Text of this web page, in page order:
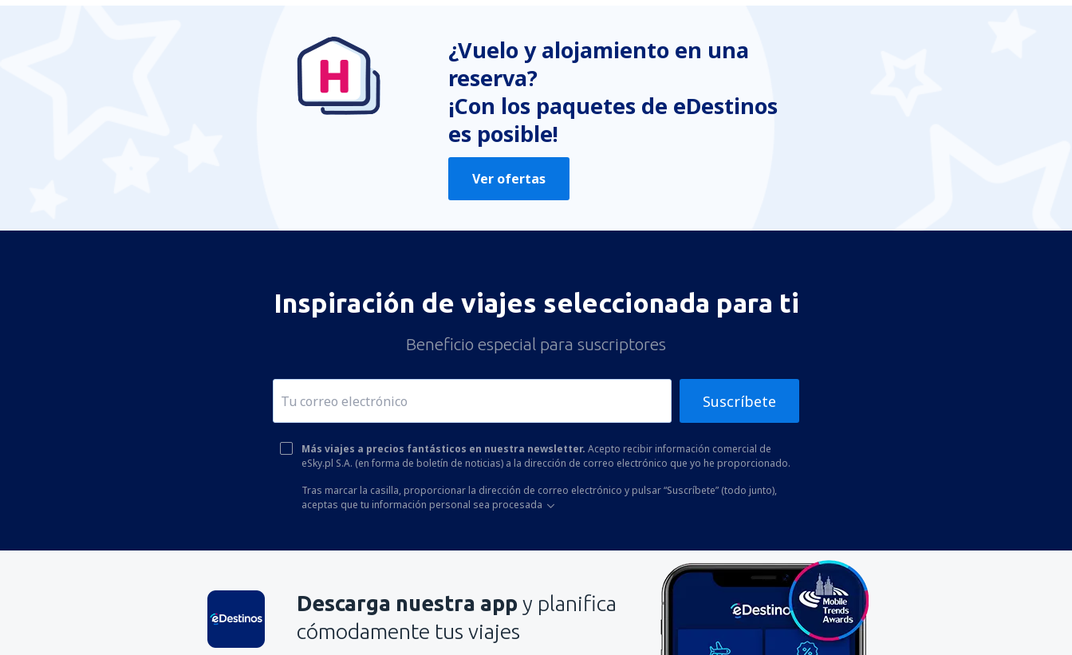
Contiene información incorrecta
No profundiza en el tema
Es demasiado largo
Enviar
¿Vuelo y alojamiento en una
reserva?
¡Con los paquetes de eDestinos
es posible!
Ver ofertas
Inspiración de viajes seleccionada para ti
Beneficio especial para suscriptores
Suscríbete
Más viajes a precios fantásticos en nuestra newsletter. Acepto recibir información comercial de
eSky.pl S.A. (en forma de boletín de noticias) a la dirección de correo electrónico que yo he proporcionado.
Tras marcar la casilla, proporcionar la dirección de correo electrónico y pulsar “Suscríbete” (todo junto),
aceptas que tu información personal sea procesada
Descarga nuestra app y planifica
cómodamente tus viajes